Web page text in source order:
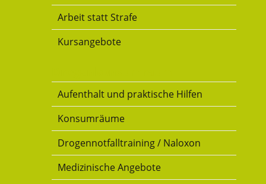
Arbeit statt Strafe
Kursangebote
Aufenthalt und praktische Hilfen
Konsumräume
Drogennotfalltraining / Naloxon
Medizinische Angebote